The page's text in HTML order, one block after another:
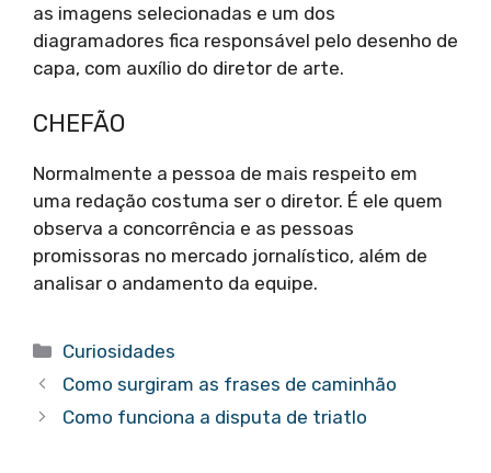
as imagens selecionadas e um dos
diagramadores fica responsável pelo desenho de
capa, com auxílio do diretor de arte.
CHEFÃO
Normalmente a pessoa de mais respeito em
uma redação costuma ser o diretor. É ele quem
observa a concorrência e as pessoas
promissoras no mercado jornalístico, além de
analisar o andamento da equipe.
Categorias
Curiosidades
Como surgiram as frases de caminhão
Como funciona a disputa de triatlo